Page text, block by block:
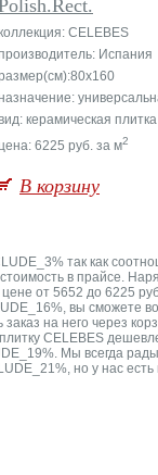
CELEBES
Испания
керамическая плитка
6225 руб. за м2
В корзину
так как
в прайсе.
от 5652 до 6225
вы сможете
на него через
CELEBES
Мы всегда
но у нас